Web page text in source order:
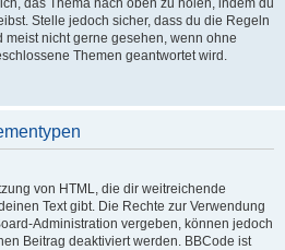
das Thema nach oben zu holen, indem du
Stelle jedoch sicher, dass du die Regeln
meist nicht gerne gesehen, wenn ohne
Themen geantwortet wird.
von HTML, die dir weitreichende
Text gibt. Die Rechte zur Verwendung
Administration vergeben, können jedoch
Beitrag deaktiviert werden. BBCode ist